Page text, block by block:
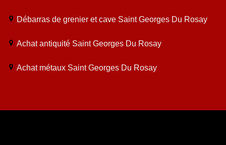
Débarras de grenier et cave Saint Georges Du Rosay
Achat antiquité Saint Georges Du Rosay
Achat métaux Saint Georges Du Rosay